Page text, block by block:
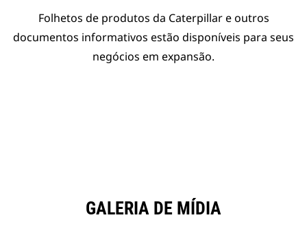
Folhetos de produtos da Caterpillar e outros
documentos informativos estão disponíveis para seus
negócios em expansão.
GALERIA DE MÍDIA